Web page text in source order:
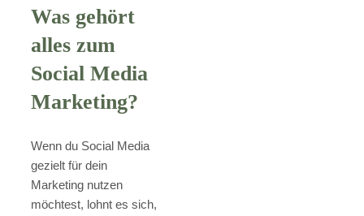
Was gehört
alles zum
Social Media
Marketing?
Wenn du Social Media
gezielt für dein
Marketing nutzen
möchtest, lohnt es sich,